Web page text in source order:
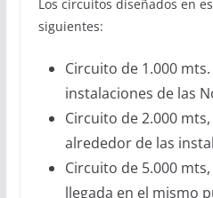
Los circuitos diseñados en
siguientes:
Circuito de 1.000
instalaciones de las
Circuito de 2.000
alrededor de las
Circuito de 5.000
llegada en el mismo